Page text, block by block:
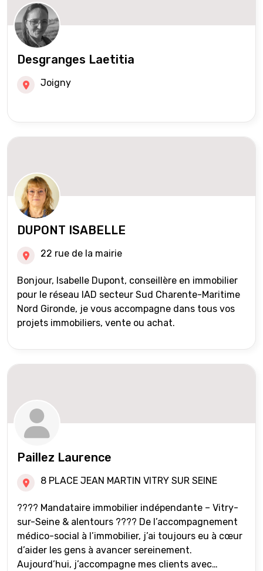
réseau Iad France et Iad Deutschland Inter agence
Desgranges Laetitia
Joigny
DUPONT ISABELLE
22 rue de la mairie
Bonjour, Isabelle Dupont, conseillère en immobilier
pour le réseau IAD secteur Sud Charente-Maritime
Nord Gironde, je vous accompagne dans tous vos
projets immobiliers, vente ou achat.
Paillez Laurence
8 PLACE JEAN MARTIN VITRY SUR SEINE
???? Mandataire immobilier indépendante – Vitry-
sur-Seine & alentours ???? De l’accompagnement
médico-social à l’immobilier, j’ai toujours eu à cœur
d’aider les gens à avancer sereinement.
Aujourd’hui, j’accompagne mes clients avec